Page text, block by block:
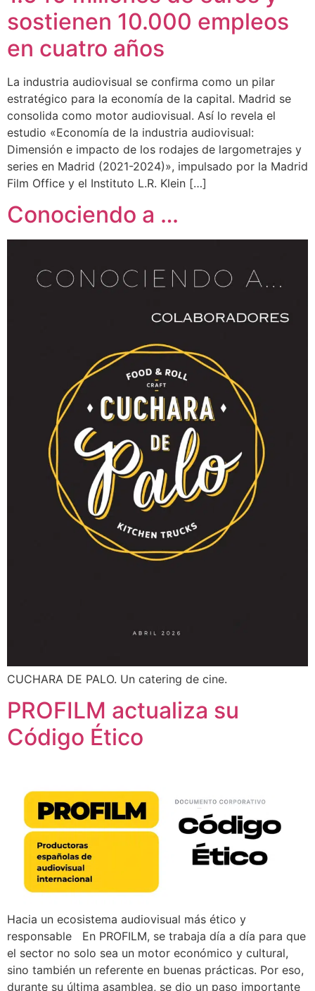
sostienen 10.000 empleos
en cuatro años
La industria audiovisual se confirma como un pilar
estratégico para la economía de la capital. Madrid se
consolida como motor audiovisual. Así lo revela el
estudio «Economía de la industria audiovisual:
Dimensión e impacto de los rodajes de largometrajes y
series en Madrid (2021-2024)», impulsado por la Madrid
Film Office y el Instituto L.R. Klein […]
Conociendo a …
CUCHARA DE PALO. Un catering de cine.
PROFILM actualiza su
Código Ético
Hacia un ecosistema audiovisual más ético y
responsable En PROFILM, se trabaja día a día para que
el sector no solo sea un motor económico y cultural,
sino también un referente en buenas prácticas. Por eso,
durante su última asamblea, se dio un paso importante